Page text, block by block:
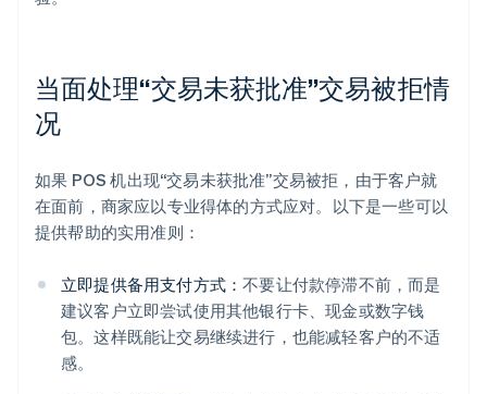
当面处理“交易未获批准”交易被拒情
况
如果 POS 机出现“交易未获批准”交易被拒，由于客户就
在面前，商家应以专业得体的方式应对。以下是一些可以
提供帮助的实用准则：
立即提供备用支付方式：不要让付款停滞不前，而是
建议客户立即尝试使用其他银行卡、现金或数字钱
包。这样既能让交易继续进行，也能减轻客户的不适
感。